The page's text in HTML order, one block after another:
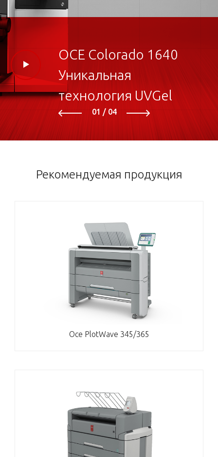
OCE Colorado 1640
Уникальная
технология UVGel
01 04
Рекомендуемая продукция
Oce PlotWave 345/365